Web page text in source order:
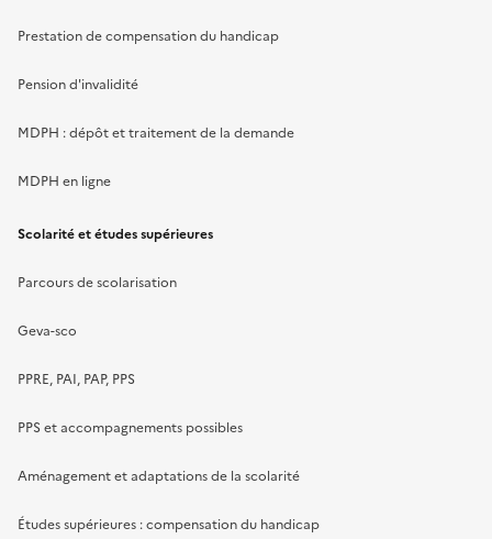
Prestation de compensation du handicap
Pension d'invalidité
MDPH : dépôt et traitement de la demande
MDPH en ligne
Scolarité et études supérieures
Parcours de scolarisation
Geva-sco
PPRE, PAI, PAP, PPS
PPS et accompagnements possibles
Aménagement et adaptations de la scolarité
Études supérieures : compensation du handicap